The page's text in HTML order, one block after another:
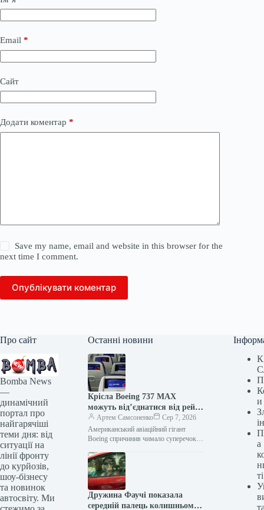
Email *
Сайт
Додати коментар *
Save my name, email and website in this browser for the
next time I comment.
Опублікувати коментар
Про сайт
Bomba News
—
динамічний
портал про
найгарячіші
теми дня: від
ситуації на
лінії фронту
до курйозів,
шоу-бізнесу
та новинок
автосвіту. Ми
Останні новини
Крісла Boeing 737 MAX
можуть від’єднатися від рейок
під час сильної турбулентності
Артем Самсоненко
Сер 7, 2026
Американський авіаційний гігант
Boeing спричинив чимало суперечок за
заглушки дверей на літаку 737 Max
у…
Дружина Фаучі показала
середній палець колишньому
и
а
ті